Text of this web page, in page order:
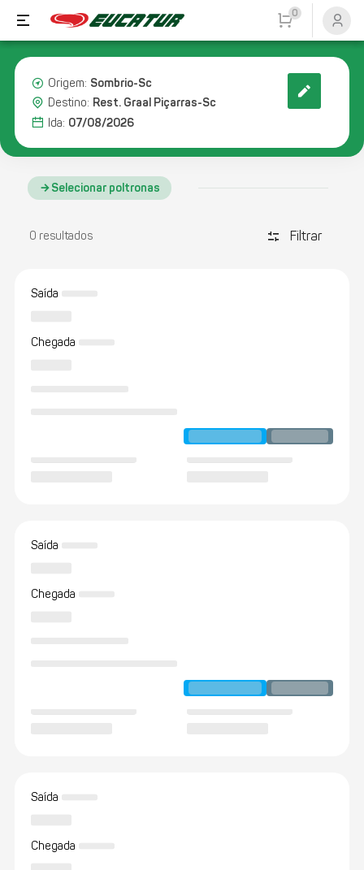
0
Origem: Sombrio-Sc
Destino: Rest. Graal Piçarras-Sc
Ida: 07/08/2026
Selecionar poltronas
0 resultados discover_tune Filtrar
Saída
Chegada
Saída
Chegada
Saída
Chegada